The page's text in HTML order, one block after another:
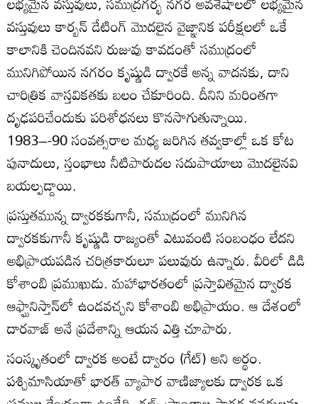
వస్తువులు కార్బన్ డేటింగ్ మొదలైన వైజ్ఞానిక పరీక్షలలో ఒకే
కాలానికి చెందినవని రుజువు కావడంతో సముద్రంలో
మునిగిపోయిన నగరం కృష్ణుడి ద్వారకే అన్న వాదనకు, దాని
చారిత్రిక వాస్తవికతకు బలం చేకూరింది. దీనిని మరింతగా
దృఢపరిచేందుకు పరిశోధనలు కొనసాగుతున్నాయి.
1983–-90 సంవత్సరాల మధ్య జరిగిన తవ్వకాల్లో ఒక కోట
పునాదులు, స్తంభాలు నీటిపారుదల సదుపాయాలు మొదలైనవి
బయల్పడ్డాయి.
ప్రస్తుతమున్న ద్వారకకుగానీ, సముద్రంలో మునిగిన
ద్వారకకుగానీ కృష్ణుడి రాజ్యంతో ఎటువంటి సంబంధం లేదని
అభిప్రాయపడిన చరిత్రకారులూ పలువురు ఉన్నారు. వీరిలో డిడి
కోశాంబి ప్రముఖుడు. మహాభారతంలో ప్రస్తావితమైన ద్వారక
ఆఫ్ఘానిస్తాన్‌లో ఉండవచ్చని కోశాంబి అభిప్రాయం. ఆ దేశంలో
దారవాజ్ అనే ప్రదేశాన్ని ఆయన ఎత్తి చూపారు.
సంస్కృతంలో ద్వారక అంటే ద్వారం (గేట్) అని అర్థం.
పశ్చిమాసియాతో భారత్ వ్యాపార వాణిజ్యాలకు ద్వారక ఒక